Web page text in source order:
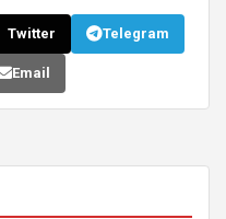
Twitter Telegram
Email